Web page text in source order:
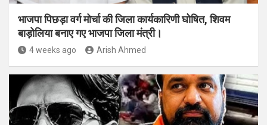
भाजपा पिछड़ा वर्ग मोर्चा की जिला कार्यकारिणी घोषित, शिवम
बाड़ोलिया बनाए गए भाजपा जिला मंत्री।
4 weeks ago Arish Ahmed